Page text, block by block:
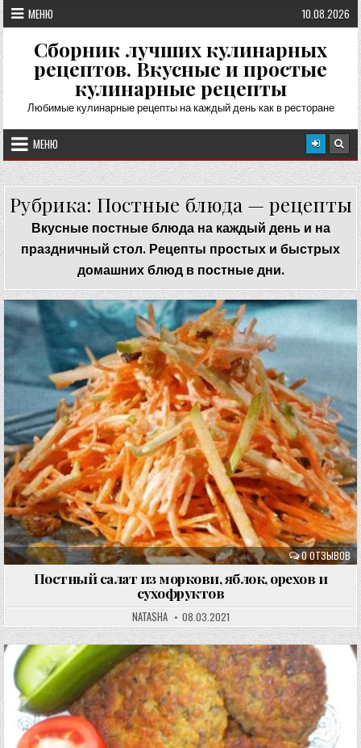
Перейти
к
содержимому
МЕНЮ 10.08.2026
Сборник лучших кулинарных
рецептов. Вкусные и простые
кулинарные рецепты
Любимые кулинарные рецепты на каждый день как в ресторане
МЕНЮ
Рубрика: Постные блюда — рецепты
Вкусные постные блюда на каждый день и на
праздничный стол. Рецепты простых и быстрых
домашних блюд в постные дни.
0 ОТЗЫВОВ
Постный салат из моркови, яблок, орехов и
сухофруктов
NATASHA 08.03.2021